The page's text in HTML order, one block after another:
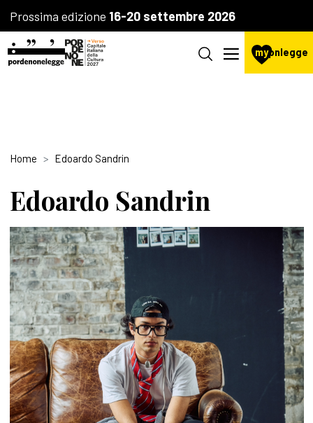
Prossima edizione 16-20 settembre 2026
mypnlegge
Home Edoardo Sandrin
Edoardo Sandrin